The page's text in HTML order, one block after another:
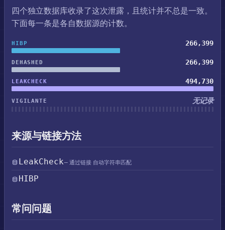
四个独立数据库收录了这次泄露，且统计并不总是一致。
下面每一条是各自数据源的计数。
HIBP 266,399
DEHASHED 266,399
LEAKCHECK 494,730
VIGILANTE 无记录
来源与链接方法
LeakCheck— 通过链接 自动字符串匹配
HIBP
常问问题